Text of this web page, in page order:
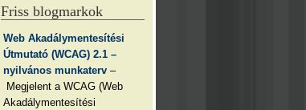
Friss blogmarkok
Web Akadálymentesítési
Útmutató (WCAG) 2.1 –
nyilvános munkaterv –
Megjelent a WCAG (Web
Akadálymentesítési